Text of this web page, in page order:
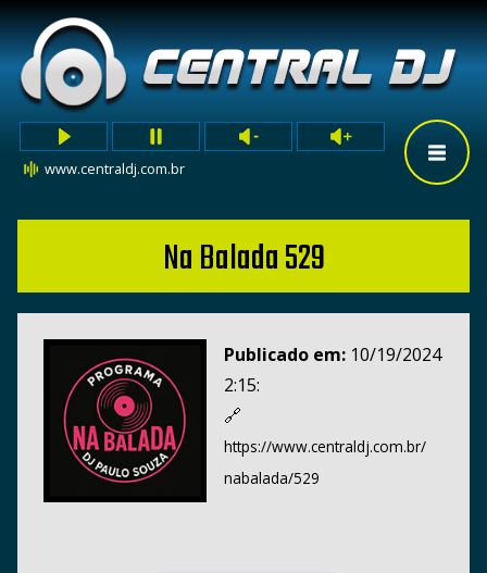
www.centraldj.com.br
Na Balada 529
Publicado em: 10/19/2024
2:15:
🔗
https://www.centraldj.com.br/
nabalada/529